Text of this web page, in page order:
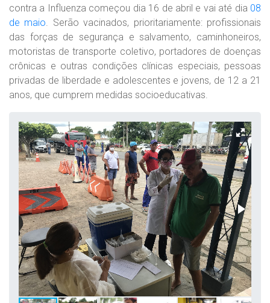
contra a Influenza começou dia 16 de abril e vai até dia 08
de maio. Serão vacinados, prioritariamente: profissionais
das forças de segurança e salvamento, caminhoneiros,
motoristas de transporte coletivo, portadores de doenças
crônicas e outras condições clínicas especiais, pessoas
privadas de liberdade e adolescentes e jovens, de 12 a 21
anos, que cumprem medidas socioeducativas.